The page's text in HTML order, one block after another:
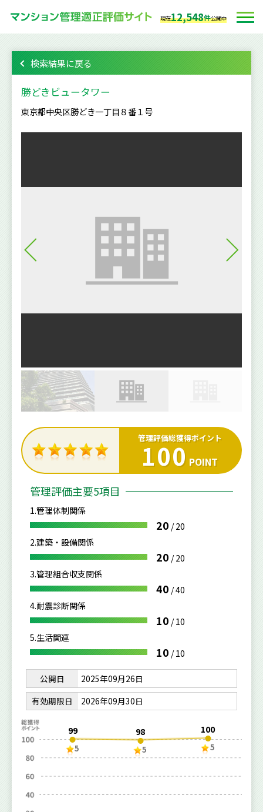
現在12,548件公開中
検索結果に戻る
勝どきビュータワー
東京都中央区勝どき一丁目８番１号
管理評価総獲得ポイント
100 POINT
管理評価主要5項目
1.管理体制関係
20 /20
2.建築・設備関係
20 /20
3.管理組合収支関係
40 /40
4.耐震診断関係
10 /10
5.生活関連
10 /10
公開日
2025年09月26日
有効期限日
2026年09月30日
99
5
98
5
100
5